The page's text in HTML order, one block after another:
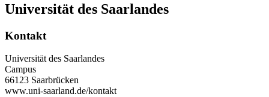
Universität des Saarlandes
Kontakt
Universität des Saarlandes
Campus
66123 Saarbrücken
www.uni-saarland.de/kontakt